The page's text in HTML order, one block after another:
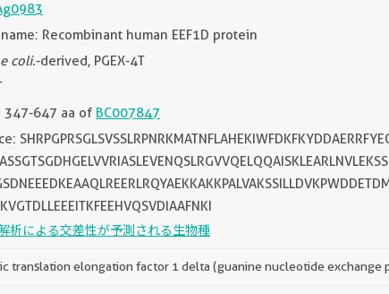
Recombinant human EEF1D protein
e coli.-derived, PGEX-4T
347-647 aa of BC007847
析による交差性が予測される生物種
translation elongation factor 1 delta (guanine nucleotide exchange